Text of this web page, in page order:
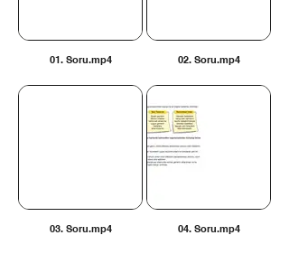
01. Soru.mp4 02. Soru.mp4
03. Soru.mp4 04. Soru.mp4